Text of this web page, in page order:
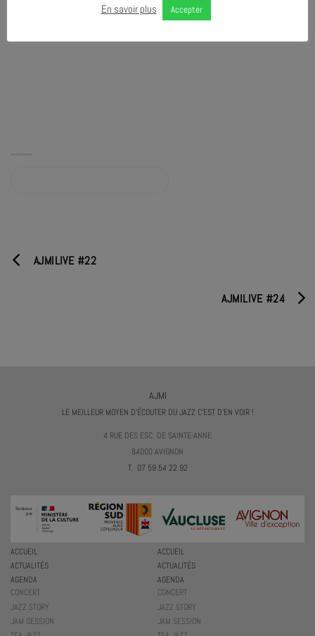
AJMILIVE #22
AJMILIVE #24
AJMI
LE MEILLEUR MOYEN D'ÉCOUTER DU JAZZ C'EST D'EN VOIR !
4 RUE DES ESC. DE SAINTE-ANNE
84000 AVIGNON
T. 07 59 54 22 92
ACCUEIL
ACTUALITÉS
AGENDA
CONCERT
JAZZ STORY
JAM SESSION
ACCUEIL
ACTUALITÉS
AGENDA
CONCERT
JAZZ STORY
JAM SESSION
En savoir plus Accepter